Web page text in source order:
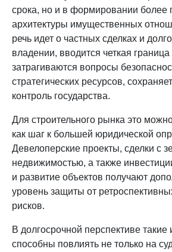
срока, но и в формировании более
архитектуры имущественных
речь идет о частных сделках и
владении, вводится четкая
затрагиваются вопросы
стратегических ресурсов,
контроль государства.
Для строительного рынка это
как шаг к большей юридической
Девелоперские проекты, сделки с
недвижимостью, а также
и развитие объектов получают
уровень защиты от
рисков.
В долгосрочной перспективе такие
способны повлиять не только на